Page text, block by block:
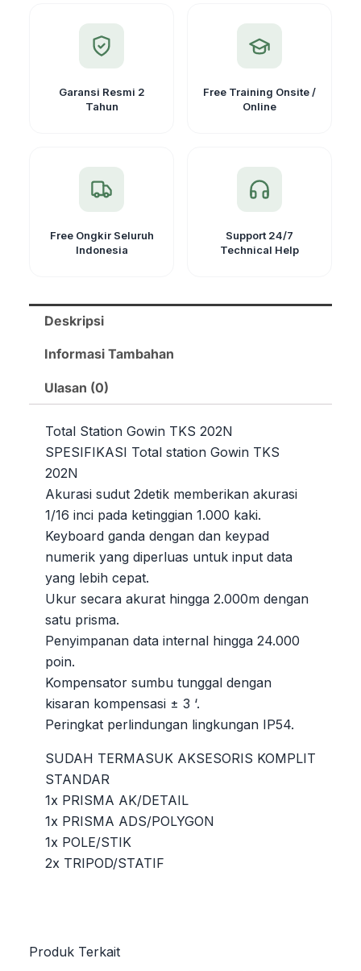
Garansi Resmi 2
Tahun
Free Training Onsite /
Online
Free Ongkir Seluruh
Indonesia
Support 24/7
Technical Help
Deskripsi
Informasi Tambahan
Ulasan (0)
Total Station Gowin TKS 202N
SPESIFIKASI Total station Gowin TKS
202N
Akurasi sudut 2detik memberikan akurasi
1/16 inci pada ketinggian 1.000 kaki.
Keyboard ganda dengan dan keypad
numerik yang diperluas untuk input data
yang lebih cepat.
Ukur secara akurat hingga 2.000m dengan
satu prisma.
Penyimpanan data internal hingga 24.000
poin.
Kompensator sumbu tunggal dengan
kisaran kompensasi ± 3 ‘.
Peringkat perlindungan lingkungan IP54.
SUDAH TERMASUK AKSESORIS KOMPLIT
STANDAR
1x PRISMA AK/DETAIL
1x PRISMA ADS/POLYGON
1x POLE/STIK
2x TRIPOD/STATIF
Produk Terkait